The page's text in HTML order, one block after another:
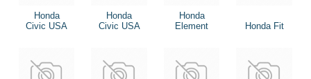
Honda
Civic USA
Honda
Civic USA
Honda
Element
Honda Fit